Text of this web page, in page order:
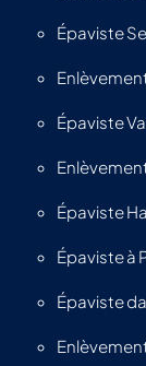
Épaviste
Épaviste
Épaviste
Épaviste à
Épaviste